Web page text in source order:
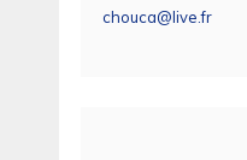
chouca@live.fr